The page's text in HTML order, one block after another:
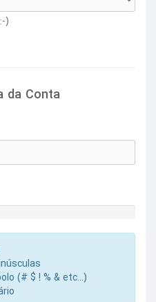
نحوه آشنایی همیشه مهم است :-)
da Conta
(# $ ! % & etc...)